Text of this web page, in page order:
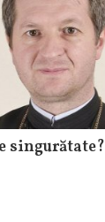
singurătate?